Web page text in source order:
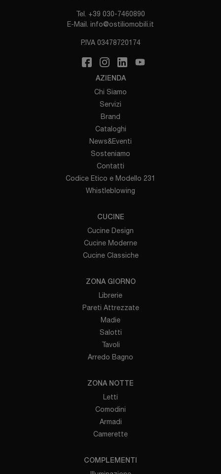
Tel. +39 030-7460890
E-Mail. info@ostiliomobili.it
P.IVA 03478720174
AZIENDA
Chi Siamo
Servizi
Brand
Cataloghi
News&Eventi
Sosteniamo
Contatti
Codice Etico e Modello 231
Whistleblowing
CUCINE
Cucine Design
Cucine Moderne
Cucine Classiche
ZONA GIORNO
Librerie
Pareti Attrezzate
Madie
Salotti
Tavoli
Arredo Bagno
ZONA NOTTE
Letti
Comodini
Armadi
Camerette
COMPLEMENTI